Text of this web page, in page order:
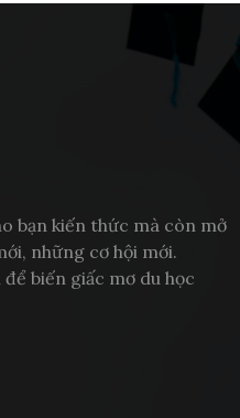
bạn kiến thức mà còn mở
những cơ hội mới.
biến giấc mơ du học